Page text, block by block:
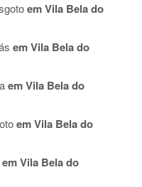
em Vila Bela do
em Vila Bela do
em Vila Bela do
em Vila Bela do
em Vila Bela do